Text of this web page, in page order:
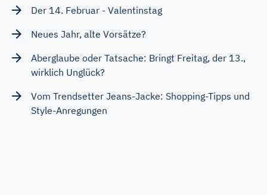
Der 14. Februar - Valentinstag
Neues Jahr, alte Vorsätze?
Aberglaube oder Tatsache: Bringt Freitag, der 13.,
wirklich Unglück?
Vom Trendsetter Jeans-Jacke: Shopping-Tipps und
Style-Anregungen